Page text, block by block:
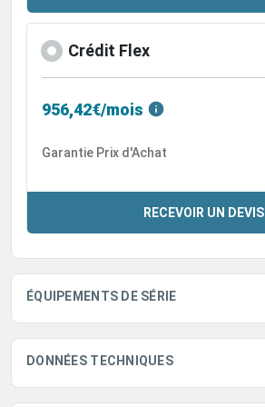
Crédit Flex
956,42€/mois
Garantie Prix d'Achat
RECEVOIR UN DEVIS
ÉQUIPEMENTS DE SÉRIE
DONNÉES TECHNIQUES